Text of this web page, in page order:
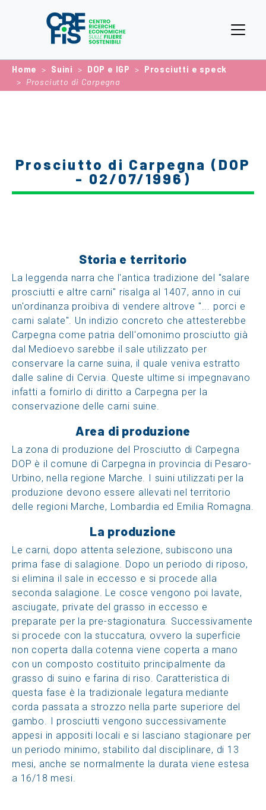
Home Suini DOP e IGP
Prosciutti e speck
Prosciutto di Carpegna
Prosciutto di Carpegna (DOP
- 02/07/1996)
Storia e territorio
La leggenda narra che l'antica tradizione del "salare
prosciutti e altre carni" risalga al 1407, anno in cui
un'ordinanza proibiva di vendere altrove "... porci e
carni salate". Un indizio concreto che attesterebbe
Carpegna come patria dell'omonimo prosciutto già
dal Medioevo sarebbe il sale utilizzato per
conservare la carne suina, il quale veniva estratto
dalle saline di Cervia. Queste ultime si impegnavano
infatti a fornirlo di diritto a Carpegna per la
conservazione delle carni suine.
Area di produzione
La zona di produzione del Prosciutto di Carpegna
DOP è il comune di Carpegna in provincia di Pesaro-
Urbino, nella regione Marche. I suini utilizzati per la
produzione devono essere allevati nel territorio
delle regioni Marche, Lombardia ed Emilia Romagna.
La produzione
Le carni, dopo attenta selezione, subiscono una
prima fase di salagione. Dopo un periodo di riposo,
si elimina il sale in eccesso e si procede alla
seconda salagione. Le cosce vengono poi lavate,
asciugate, private del grasso in eccesso e
preparate per la pre-stagionatura. Successivamente
si procede con la stuccatura, ovvero la superficie
non coperta dalla cotenna viene coperta a mano
con un composto costituito principalmente da
grasso di suino e farina di riso. Caratteristica di
questa fase è la tradizionale legatura mediante
corda passata a strozzo nella parte superiore del
gambo. I prosciutti vengono successivamente
appesi in appositi locali e si lasciano stagionare per
un periodo minimo, stabilito dal disciplinare, di 13
mesi, anche se normalmente la durata viene estesa
a 16/18 mesi.